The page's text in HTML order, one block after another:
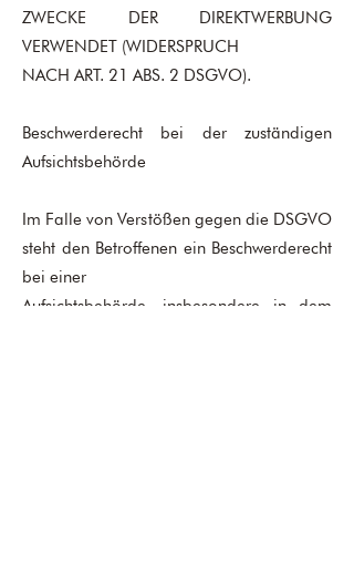
ZWECKE DER DIREKTWERBUNG
VERWENDET (WIDERSPRUCH
NACH ART. 21 ABS. 2 DSGVO).
Beschwerderecht bei der zuständigen
Aufsichtsbehörde
Im Falle von Verstößen gegen die DSGVO
steht den Betroffenen ein Beschwerderecht
bei einer
Aufsichtsbehörde, insbesondere in dem